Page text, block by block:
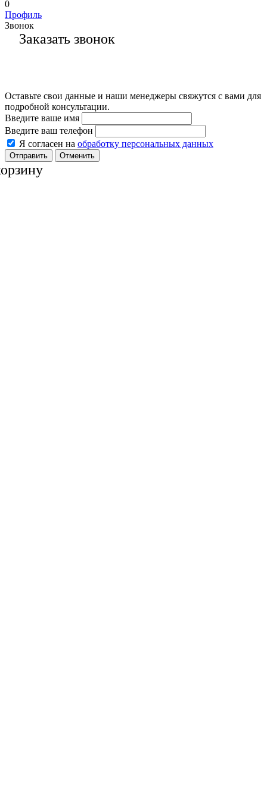
0
Профиль
Звонок
Заказать звонок
Оставьте свои данные и наши менеджеры свяжутся с вами для
подробной консультации.
Введите ваше имя
Введите ваш телефон
Я согласен на обработку персональных данных
Отменить